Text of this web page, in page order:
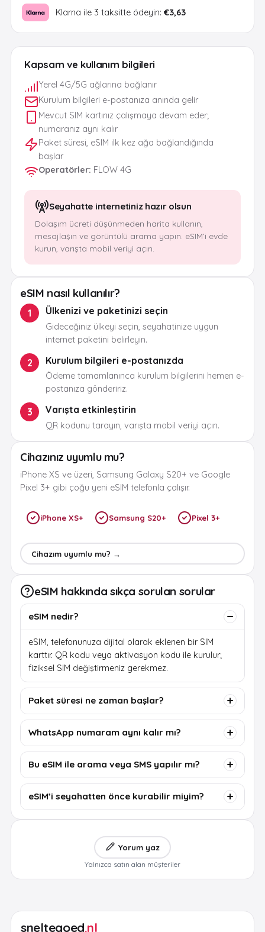
Kapsam ve kullanım bilgileri
Yerel 4G/5G ağlarına bağlanır
Kurulum bilgileri e-postanıza anında gelir
Mevcut SIM kartınız çalışmaya devam eder;
numaranız aynı kalır
Paket süresi, eSIM ilk kez ağa bağlandığında
başlar
Operatörler: FLOW 4G
Seyahatte internetiniz hazır olsun
Dolaşım ücreti düşünmeden harita kullanın,
mesajlaşın ve görüntülü arama yapın. eSIM’i evde
kurun, varışta mobil veriyi açın.
eSIM nasıl kullanılır?
1 Ülkenizi ve paketinizi seçin
Gideceğiniz ülkeyi seçin, seyahatinize uygun
internet paketini belirleyin.
2 Kurulum bilgileri e-postanızda
Ödeme tamamlanınca kurulum bilgilerini hemen e-
postanıza göndeririz.
3 Varışta etkinleştirin
QR kodunu tarayın, varışta mobil veriyi açın.
Cihazınız uyumlu mu?
iPhone XS ve üzeri, Samsung Galaxy S20+ ve Google
Pixel 3+ gibi çoğu yeni eSIM telefonla çalışır.
iPhone XS+ Samsung S20+ Pixel 3+
Cihazım uyumlu mu? →
eSIM hakkında sıkça sorulan sorular
eSIM nedir?
eSIM, telefonunuza dijital olarak eklenen bir SIM
karttır. QR kodu veya aktivasyon kodu ile kurulur;
fiziksel SIM değiştirmeniz gerekmez.
Paket süresi ne zaman başlar?
WhatsApp numaram aynı kalır mı?
Bu eSIM ile arama veya SMS yapılır mı?
eSIM’i seyahatten önce kurabilir miyim?
Yorum yaz
Yalnızca satın alan müşteriler
Klarna ile 3 taksitte ödeyin: €3,63
sneltegoed.nl